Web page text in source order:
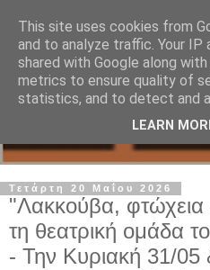
Τετάρτη 20 Μαΐου 2026
"Λακκούβα, φτώχεια
τη θεατρική ομάδα
- Την Κυριακή 31/
This site uses cookies from
and to analyze traffic. Your IP
shared with Google along
metrics to ensure quality of
statistics, and to detect and
LEARN